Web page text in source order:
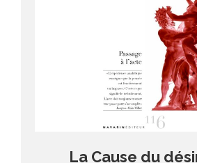
La Cause du